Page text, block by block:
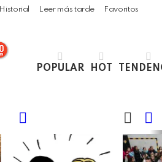
Historial Leer más tarde Favoritos
POPULAR HOT
SKIN